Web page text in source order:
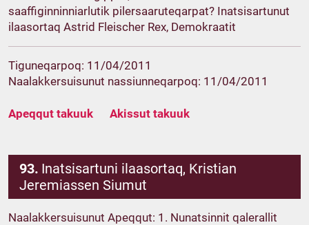
saaffiginninniarlutik pilersaaruteqarpat? Inatsisartunut
ilaasortaq Astrid Fleischer Rex, Demokraatit
Tiguneqarpoq: 11/04/2011
Naalakkersuisunut nassiunneqarpoq: 11/04/2011
Apeqqut takuuk Akissut takuuk
93. Inatsisartuni ilaasortaq, Kristian
Jeremiassen Siumut
Naalakkersuisunut Apeqqut: 1. Nunatsinnit qalerallit